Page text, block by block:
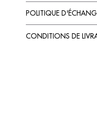
POLITIQUE
CONDITIONS DE